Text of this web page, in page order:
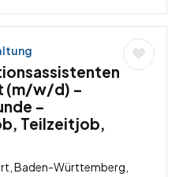
(m/w/d) –
–
Teilzeitjob,
Baden-Württemberg,